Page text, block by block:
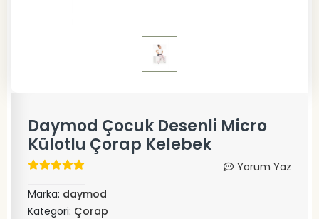
Daymod Çocuk Desenli Micro
Külotlu Çorap Kelebek
Yorum Yaz
Marka: daymod
Kategori: Çorap